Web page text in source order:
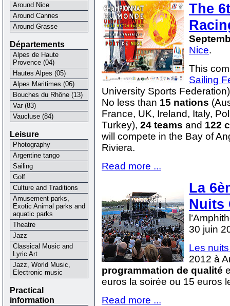
The
Nice.
This
Sailing
University Sports
No less than 15 nations
France, UK, Ireland, Italy,
Turkey), 24 teams and 122
will compete in the Bay of
Riviera.
Read more ...
La
Nuits
30 juin
Les
2012 à
programmation de qualité
euros la soirée ou 15 euros
Read more ...
Around Nice
Around Cannes
Around Grasse
Départements
Alpes de Haute
Provence (04)
Hautes Alpes (05)
Alpes Maritimes (06)
Bouches du Rhône (13)
Var (83)
Vaucluse (84)
Leisure
Photography
Argentine tango
Sailing
Golf
Culture and Traditions
Amusement parks,
Exotic Animal parks and
aquatic parks
Theatre
Jazz
Classical Music and
Lyric Art
Jazz, World Music,
Electronic music
Practical
information